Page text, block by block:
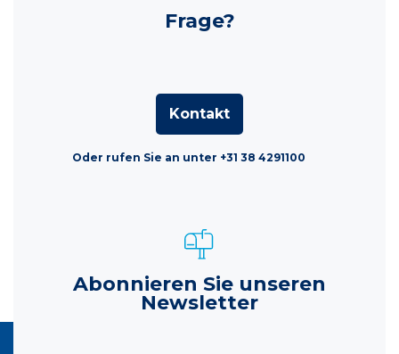
Frage?
Kontakt
Oder rufen Sie an unter +31 38 4291100
Abonnieren Sie unseren
Newsletter